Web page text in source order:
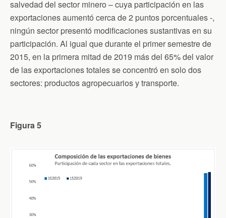
salvedad del sector minero – cuya participación en las
exportaciones aumentó cerca de 2 puntos porcentuales -,
ningún sector presentó modificaciones sustantivas en su
participación. Al igual que durante el primer semestre de
2015, en la primera mitad de 2019 más del 65% del valor
de las exportaciones totales se concentró en solo dos
sectores: productos agropecuarios y transporte.
Figura 5